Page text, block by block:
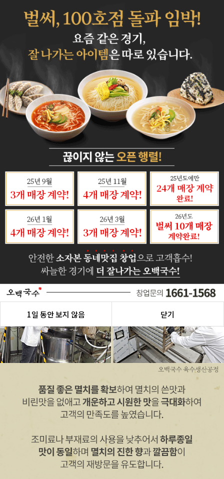
1일 동안 보지 않음 닫기
1일 동안 보지 않음 닫기
1일 동안 보지 않음 닫기
오백국수 새소식 매장안내